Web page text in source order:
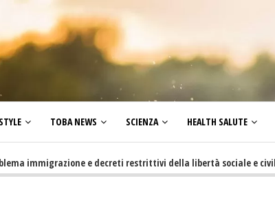
TOBA NEWS SCIENZA HEALTH SALUTE
e decreti restrittivi della libertà sociale e civile